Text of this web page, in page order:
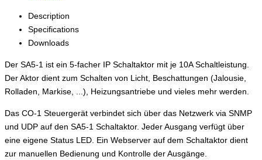
Description
Specifications
Downloads
Der SA5-1 ist ein 5-facher IP Schaltaktor mit je 10A Schaltleistung.
Der Aktor dient zum Schalten von Licht, Beschattungen (Jalousie,
Rolladen, Markise, ...), Heizungsantriebe und vieles mehr werden.
Das CO-1 Steuergerät verbindet sich über das Netzwerk via SNMP
und UDP auf den SA5-1 Schaltaktor. Jeder Ausgang verfügt über
eine eigene Status LED. Ein Webserver auf dem Schaltaktor dient
zur manuellen Bedienung und Kontrolle der Ausgänge.